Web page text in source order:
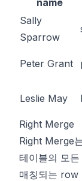
Sally
Sparrow
Peter Grant
Leslie May
Right Merge
Right Merge
테이블의 모
매칭되는 row